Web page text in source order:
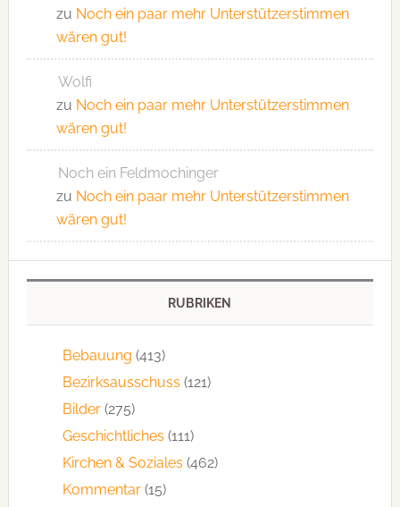
zu Noch ein paar mehr Unterstützerstimmen
wären gut!
Wolfi
zu Noch ein paar mehr Unterstützerstimmen
wären gut!
Noch ein Feldmochinger
zu Noch ein paar mehr Unterstützerstimmen
wären gut!
RUBRIKEN
Bebauung (413)
Bezirksausschuss (121)
Bilder(275)
Geschichtliches (111)
Kirchen & Soziales (462)
Kommentar(15)